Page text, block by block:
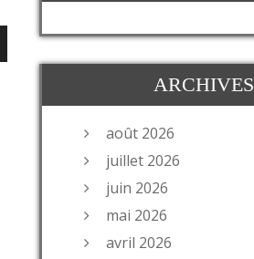
ARCHIVES
août 2026
juillet 2026
juin 2026
mai 2026
avril 2026